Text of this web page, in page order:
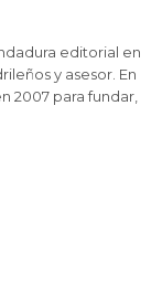
editorial en
y asesor. En
2007 para fundar,